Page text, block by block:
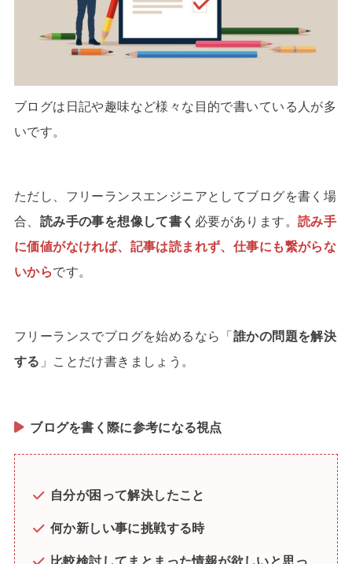
ブログは日記や趣味など様々な目的で書いている人が多
いです。
ただし、フリーランスエンジニアとしてブログを書く場
合、 読み手の事を想像して書く 必要があります。 読み手
に価値がなければ、記事は読まれず、仕事にも繋がらな
いからです。
フリーランスでブログを始めるなら「 誰かの問題を解決
する 」ことだけ書きましょう。
ブログを書く際に参考になる視点
自分が困って解決したこと
何か新しい事に挑戦する時
比較検討してまとまった情報が欲しいと思っ